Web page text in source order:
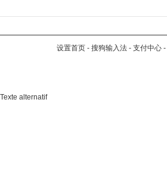
设置首页 - 搜狗输入法 - 支付中心 -
Texte alternatif